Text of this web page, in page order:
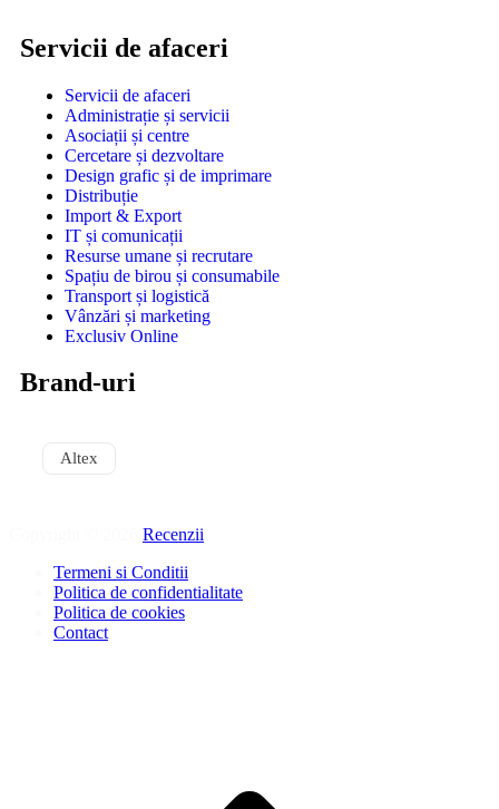
Servicii de afaceri
Servicii de afaceri
Administrație și servicii
Asociații și centre
Cercetare și dezvoltare
Design grafic și de imprimare
Distribuție
Import & Export
IT și comunicații
Resurse umane și recrutare
Spațiu de birou și consumabile
Transport și logistică
Vânzări și marketing
Exclusiv Online
Brand-uri
Altex
Recenzii
Termeni si Conditii
Politica de confidentialitate
Politica de cookies
Contact